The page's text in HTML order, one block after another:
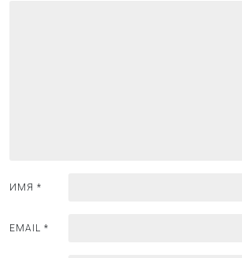
я
м
ИМЯ *
EMAIL *